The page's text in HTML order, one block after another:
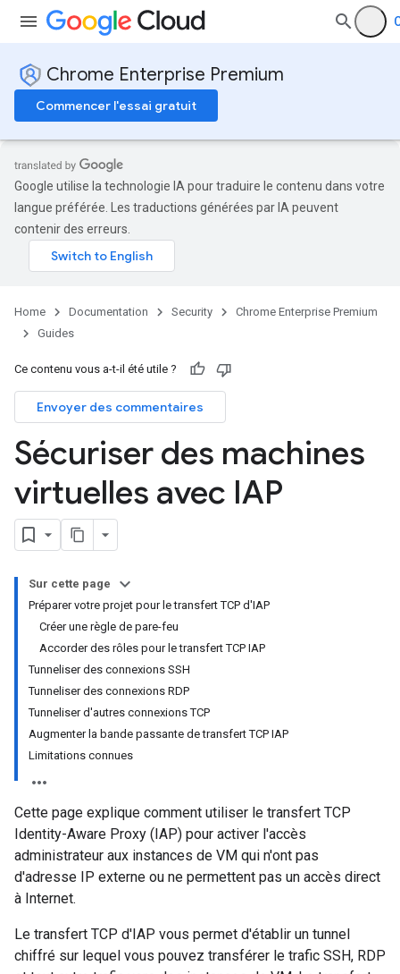
Chrome Enterprise Premium
Commencer l'essai gratuit
Google utilise la technologie IA pour traduire le contenu dans votre
langue préférée. Les traductions générées par IA peuvent
contenir des erreurs.
Home Documentation Security
Chrome Enterprise Premium
Guides
Ce contenu vous a-t-il été utile ?
Envoyer des commentaires
Sécuriser des machines
virtuelles avec IAP
Sur cette page
Préparer votre projet pour le transfert TCP d'IAP
Créer une règle de pare-feu
Accorder des rôles pour le transfert TCP IAP
Tunneliser des connexions SSH
Tunneliser des connexions RDP
Tunneliser d'autres connexions TCP
Augmenter la bande passante de transfert TCP IAP
Limitations connues
Cette page explique comment utiliser le transfert TCP
Identity-Aware Proxy (IAP) pour activer l'accès
administrateur aux instances de VM qui n'ont pas
d'adresse IP externe ou ne permettent pas un accès direct
à Internet.
Le transfert TCP d'IAP vous permet d'établir un tunnel
chiffré sur lequel vous pouvez transférer le trafic SSH, RDP